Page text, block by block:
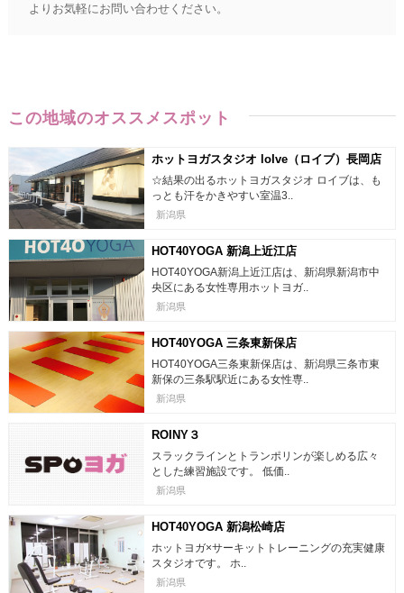
よりお気軽にお問い合わせください。
この地域のオススメスポット
ホットヨガスタジオ loIve（ロイブ）長岡店
☆結果の出るホットヨガスタジオ ロイブは、も
っとも汗をかきやすい室温3..
新潟県
HOT40YOGA 新潟上近江店
HOT40YOGA新潟上近江店は、新潟県新潟市中
央区にある女性専用ホットヨガ..
新潟県
HOT40YOGA 三条東新保店
HOT40YOGA三条東新保店は、新潟県三条市東
新保の三条駅駅近にある女性専..
新潟県
ROINY３
スラックラインとトランポリンが楽しめる広々
とした練習施設です。 低価..
新潟県
HOT40YOGA 新潟松崎店
ホットヨガ×サーキットトレーニングの充実健康
スタジオです。 ホ..
新潟県